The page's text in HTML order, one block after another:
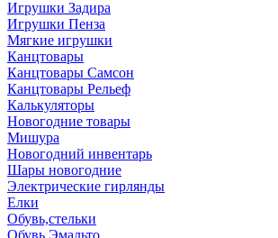
Игрушки Задира
Игрушки Пенза
Мягкие игрушки
Канцтовары
Канцтовары Самсон
Канцтовары Рельеф
Калькуляторы
Новогодние товары
Мишура
Новогодний инвентарь
Шары новогодние
Электрические гирлянды
Елки
Обувь,стельки
Обувь Эмальто